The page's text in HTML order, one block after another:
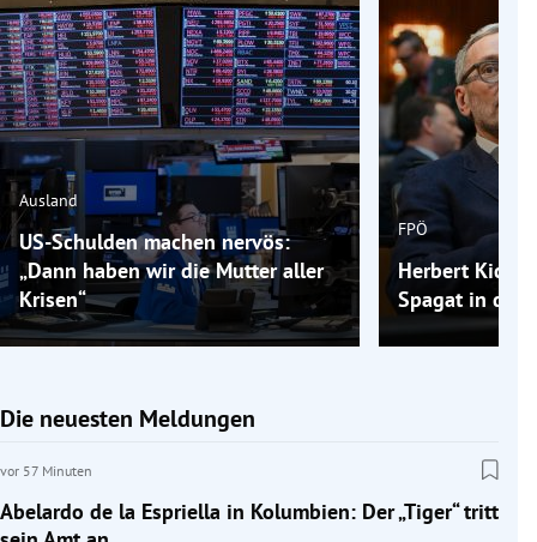
Ausland
US-Schulden machen nervös:
„Dann haben wir die Mutter aller
Krisen“
FPÖ
Herbert
Spagat in der
Die neuesten Meldungen
vor 57 Minuten
Abelardo de la Espriella in Kolumbien: Der „Tiger“ tritt